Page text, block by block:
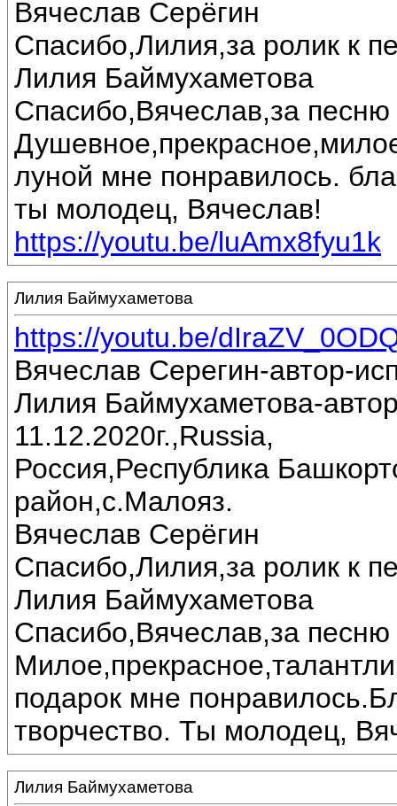
Вячеслав Серёгин
Спасибо,Лилия,за ролик к
Лилия Баймухаметова
Спасибо,Вячеслав,за песню
луной мне понравилось.
ты молодец, Вячеслав!
https://youtu.be/luAmx8fyu1k
Лилия Баймухаметова
https://youtu.be/
Вячеслав Серегин-автор-
Лилия Баймухаметова-
11.12.2020г.,Russia,
Россия,Республика
район,с.Малояз.
Вячеслав Серёгин
Спасибо,Лилия,за ролик к
Лилия Баймухаметова
Спасибо,Вячеслав,за песню
подарок мне
творчество. Ты молодец,
Лилия Баймухаметова